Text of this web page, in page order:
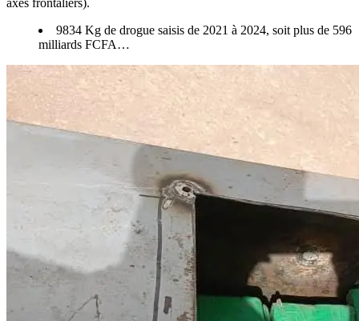
9834 Kg de drogue saisis de 2021 à 2024, soit plus de 596
milliards FCFA…